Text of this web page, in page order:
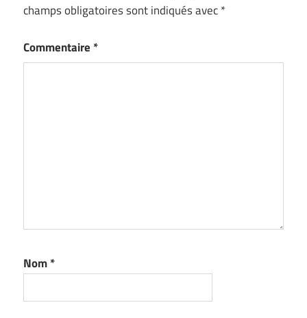
champs obligatoires sont indiqués avec*
Commentaire *
Nom*